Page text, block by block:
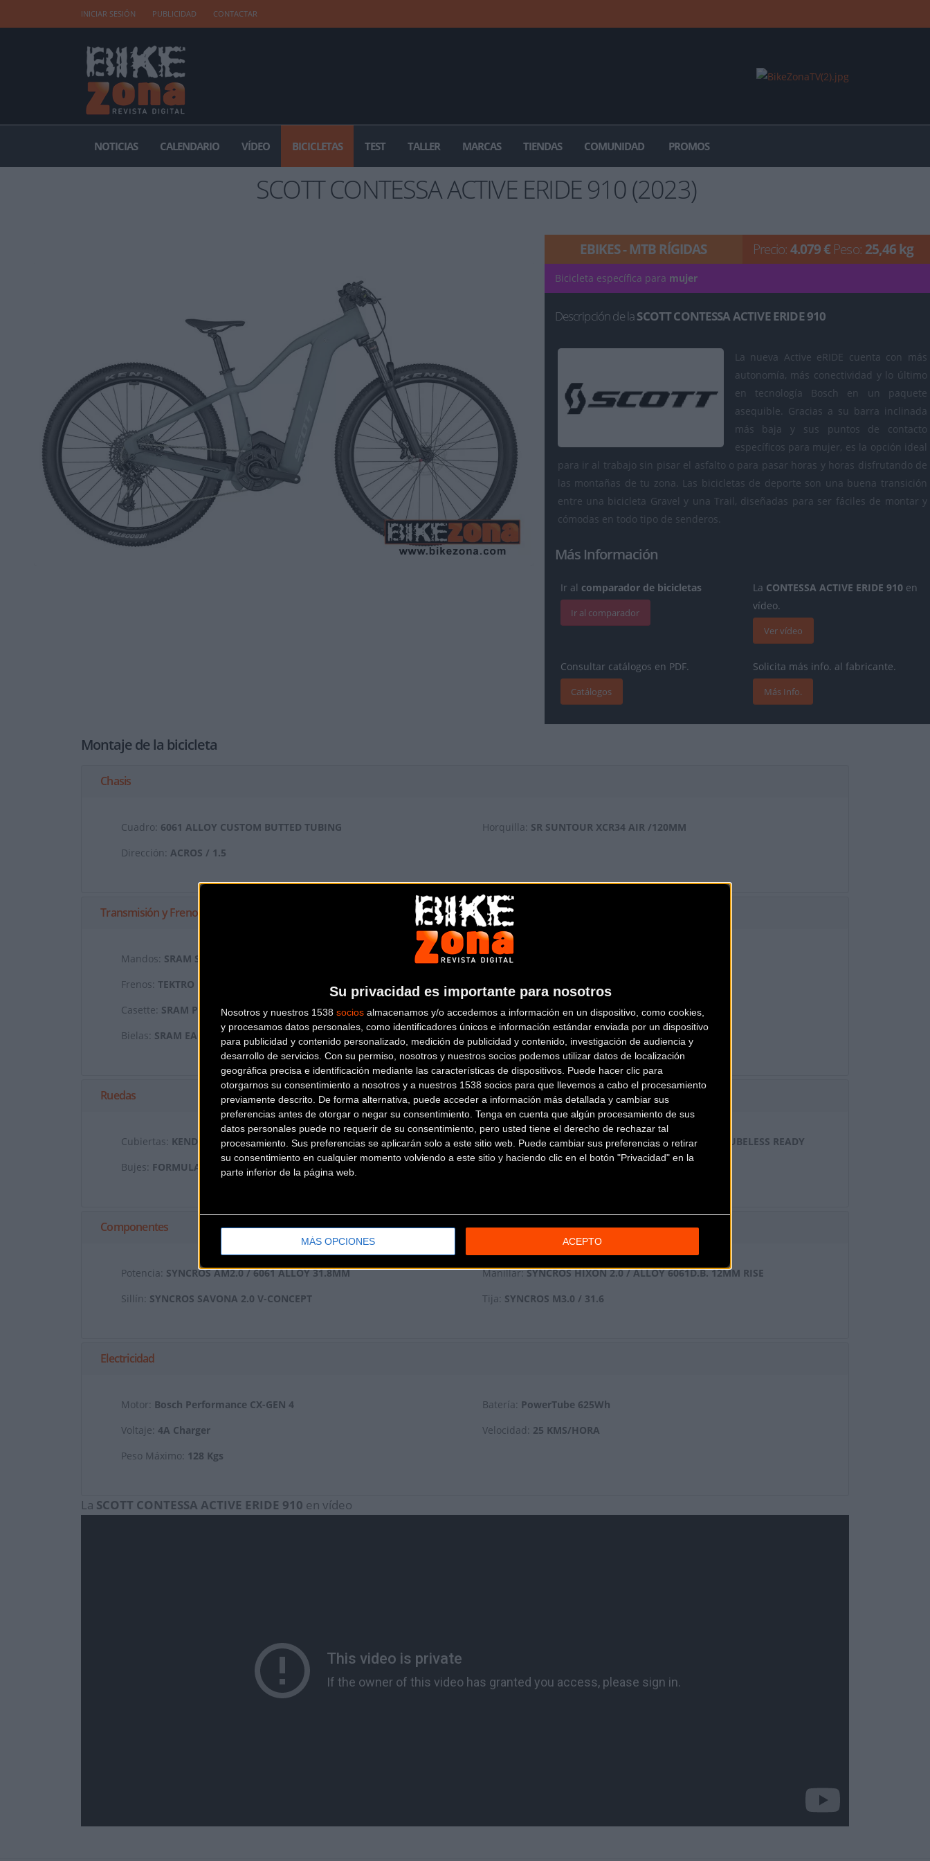
Su privacidad es importante para nosotros
Nosotros y nuestros 1538 socios almacenamos y/o accedemos a información en un dispositivo, como cookies,
y procesamos datos personales, como identificadores únicos e información estándar enviada por un dispositivo
para publicidad y contenido personalizado, medición de publicidad y contenido, investigación de audiencia y
desarrollo de servicios. Con su permiso, nosotros y nuestros socios podemos utilizar datos de localización
geográfica precisa e identificación mediante las características de dispositivos. Puede hacer clic para
otorgarnos su consentimiento a nosotros y a nuestros 1538 socios para que llevemos a cabo el procesamiento
previamente descrito. De forma alternativa, puede acceder a información más detallada y cambiar sus
preferencias antes de otorgar o negar su consentimiento. Tenga en cuenta que algún procesamiento de sus
datos personales puede no requerir de su consentimiento, pero usted tiene el derecho de rechazar tal
procesamiento. Sus preferencias se aplicarán solo a este sitio web. Puede cambiar sus preferencias o retirar
su consentimiento en cualquier momento volviendo a este sitio y haciendo clic en el botón "Privacidad" en la
parte inferior de la página web.
MÁS OPCIONES ACEPTO
INICIAR SESIÓN PUBLICIDAD CONTACTAR
NOTICIAS CALENDARIO VÍDEO BICICLETAS TEST TALLER MARCAS TIENDAS COMUNIDAD PROMOS
SCOTT CONTESSA ACTIVE ERIDE 910 (2023)
EBIKES - MTB RÍGIDAS Precio:4.079 €Peso: 25,46 kg
Bicicleta específica para mujer
Descripción de laSCOTT CONTESSA ACTIVE ERIDE 910
La nueva Active eRIDE cuenta con más
autonomía, más conectividad y lo último
en tecnología Bosch en un paquete
asequible. Gracias a su barra inclinada
más baja y sus puntos de contacto
específicos para mujer, es la opción ideal
para ir al trabajo sin pisar el asfalto o para pasar horas y horas disfrutando de
las montañas de tu zona. Las bicicletas de deporte son una buena transición
entre una bicicleta Gravel y una Trail, diseñadas para ser fáciles de montar y
cómodas en todo tipo de senderos.
Más Información
Ir al comparador de bicicletas
Ir al comparador
La CONTESSA ACTIVE ERIDE 910en
vídeo.
Ver vídeo
Consultar catálogos en PDF.
Catálogos
Solicita más info. al fabricante.
Más Info.
Montaje de la bicicleta
Chasis
Cuadro: 6061 ALLOY CUSTOM BUTTED TUBING Horquilla: SR SUNTOUR XCR34 AIR /120MM
Dirección: ACROS / 1.5
Transmisión y Frenos
Mandos: SRAM SX EAGLE SINGLE CLICK Cambio:
Frenos: TEKTRO HD-M745 4 PISTON Manetas:
TEKTRO HD-M745
Casette: SRAM PG1210 / 11-50 T Cadena:SRAM SX EAGLE
Bielas: SRAM EAGLE 36T DM/FSA CK-745 / 165MM
Ruedas
Cubiertas: KENDA BOOSTER 29X2.6 Llantas:SYNCROS MD30 / 32H / 30MM / PIN JOINT TUBELESS READY
Bujes: FORMULA CL-811 /
Componentes
Potencia: SYNCROS AM2.0 / 6061 ALLOY 31.8MM Manillar:SYNCROS HIXON 2.0 / ALLOY 6061D.B. 12MM RISE
Sillín: SYNCROS SAVONA 2.0 V-CONCEPT Tija: SYNCROS M3.0 / 31.6
Electricidad
Motor: Bosch Performance CX-GEN 4 Batería: PowerTube 625Wh
Voltaje: 4A Charger Velocidad: 25 KMS/HORA
Peso Máximo: 128 Kgs
La SCOTT CONTESSA ACTIVE ERIDE 910 en vídeo